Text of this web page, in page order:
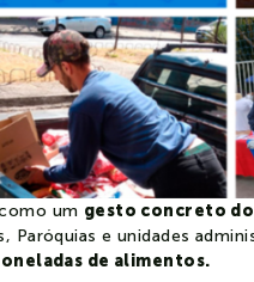
um gesto concreto
Paróquias e unidades
de alimentos.